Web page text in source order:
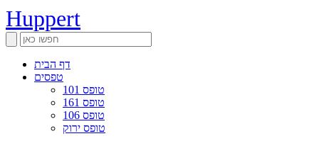
Huppert
דף הבית
טפסים
טופס 101
טופס 161
טופס 106
טופס ירוק